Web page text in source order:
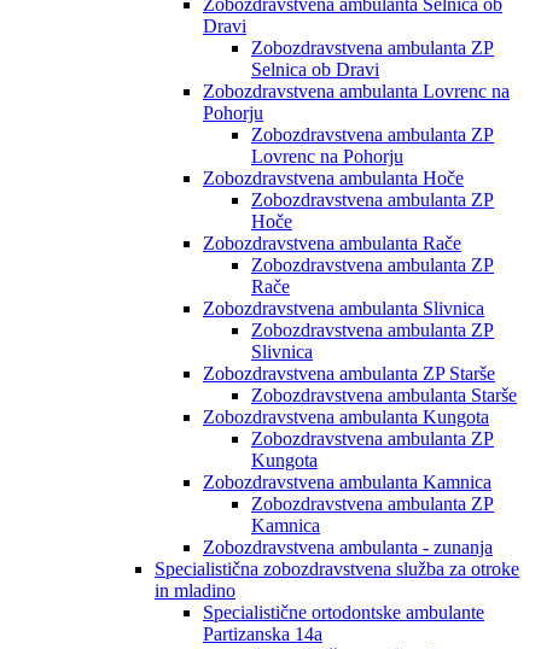
Zobozdravstvena ambulanta Selnica ob
Dravi
Zobozdravstvena ambulanta ZP
Selnica ob Dravi
Zobozdravstvena ambulanta Lovrenc na
Pohorju
Zobozdravstvena ambulanta ZP
Lovrenc na Pohorju
Zobozdravstvena ambulanta Hoče
Zobozdravstvena ambulanta ZP
Hoče
Zobozdravstvena ambulanta Rače
Zobozdravstvena ambulanta ZP
Rače
Zobozdravstvena ambulanta Slivnica
Zobozdravstvena ambulanta ZP
Slivnica
Zobozdravstvena ambulanta ZP Starše
Zobozdravstvena ambulanta Starše
Zobozdravstvena ambulanta Kungota
Zobozdravstvena ambulanta ZP
Kungota
Zobozdravstvena ambulanta Kamnica
Zobozdravstvena ambulanta ZP
Kamnica
Zobozdravstvena ambulanta - zunanja
Specialistična zobozdravstvena služba za otroke
in mladino
Specialistične ortodontske ambulante
Partizanska 14a